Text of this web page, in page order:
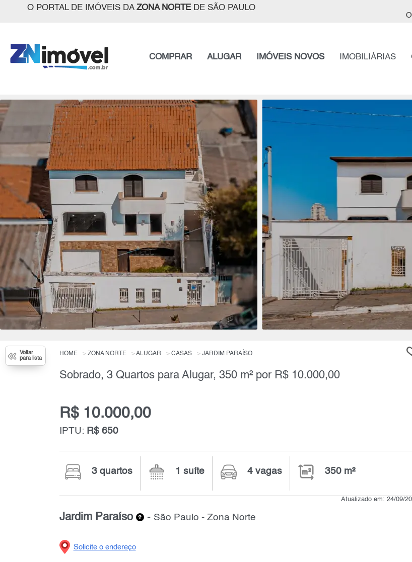
O PORTAL DE IMÓVEIS DA ZONA NORTEDE SÃO PAULO
COMPRAR ALUGAR IMÓVEIS NOVOS IMOBILIÁRIAS
Voltar
para lista
HOME ZONA NORTE ALUGAR CASAS JARDIM PARAÍSO
Sobrado, 3 Quartos para Alugar, 350 m² por R$ 10.000,00
R$ 10.000,00
IPTU: R$ 650
3 quartos 1 suíte 4 vagas 350 m²
Atualizado em: 24/09/
Jardim Paraíso - São Paulo - Zona Norte
Solicite o endereço